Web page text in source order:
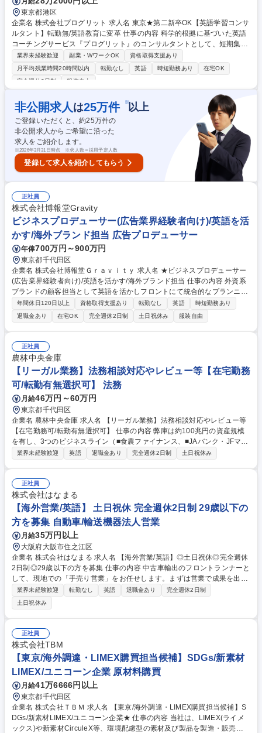
東京都港区
企業名 株式会社プログリット 求人名 東京★第二新卒OK【英語学習コンサ
ルタント】転勤無/英語教育に変革 仕事の内容 科学的根拠に基づいた英語
コーチングサービス『プログリット』のコンサルタントとして、短期集中
型でお客様の英語力を向上させ、その後の継続的な学習設計まで提案。
（担当のお客様数10～16名程度/週1回面談実施） 【詳細】(1)正しいトレ
ーニング方法の徹底指導(2)成果を確認するTEST実施(3)モチベの維持・向
イムマネジメント等、効率的な学習サポート。 【やりがい】御用聞きでは
なく、ビジネスの第一線で活躍する顧客に対し、対等な「コーチ」として
指導し、深い信頼関係を築くことができます。顧客から直接感謝されるこ
とで、自身の仕事の価値を強く実感も◎ 募集職種 東京★第二新卒OK【英
語学習コンサルタント】転勤無/英語教育に変革
業界未経験歓迎 副業・WワークOK
資格取得支援あり
月平均残業時間20時間以内
転勤なし 英語 時短勤務あり
在宅OK
完全週休2日制
服装自由
非公開求人 は25万件 ※以上
ご登録いただくと、約25万件の
非公開求人からご希望に沿った
求人をご紹介します。
※2026年3月31日時点 ※求人数＝採用予定人数
登録して求人を紹介してもらう
正社員
株式会社博報堂Gravity
ビジネスプロデューサー(広告業界経験者向け)/英語を活
かす/海外ブランド担当 広告プロデューサー
年俸700万円～900万円
東京都千代田区
企業名 株式会社博報堂Ｇｒａｖｉｔｙ 求人名 ★ビジネスプロデューサー
(広告業界経験者向け)/英語を活かす/海外ブランド担当 仕事の内容 外資系
ブランドの顧客担当として英語を活かしフロントにて統合的なプランニン
グを推進。ビジネスプロデューサーとしてメディア、クリエイティブ、デ
ジタル、アクティベーション等の各専門チームを巻き込んで推進。 【やり
がい】雑誌･TV･新聞･Web等の広告領域だけでなく、コミュニケーション
領域を中心にデジタル・リアル問わず統合的なプランニングを行うことで
様々なブランド体験を創出。クライアントとは中長期的に戦略立案～実行
まで幅広く携わります。 ■取り扱い媒体：全メディア／デジタルメディア
（SNS含む）及びTVや新聞・雑誌などマスメディア全域 ■営業先：マーケ
ティング部門、PR部門、事業部門等（2～4社程度） 募集職種 ★ビジネス
プロデューサー(広告業界経験者向け)/英語を活かす/海外ブランド担当
年間休日120日以上 資格取得支援あり 転勤なし 英語
時短勤務あり
退職金あり
在宅OK 完全週休2日制 土日祝休み 服装自由
正社員
農林中央金庫
【リーガル業務】法務相談対応やレビュー等【在宅勤務
可/転勤有無選択可】 法務
月給46万円～60万円
東京都千代田区
企業名 農林中央金庫 求人名 【リーガル業務】法務相談対応やレビュー等
【在宅勤務可/転勤有無選択可】 仕事の内容 弊庫は約100兆円の資産規模
を有し、3つのビジネスライン（■食農ファイナンス、■JAバンク・JFマリ
ンバンクの全国機関、■グローバル投資）を構成しています。これらビジ
レビュー・交渉■国内外の法規制調査■国内外の訴訟■国内の金融商品の組
成やストラクチャリング■国内外の法令遵守態勢のマネジメント■ビジネス
と人権の企画・実践■社内研修等 募集職種 【リーガル業務】法務相談対応
やレビュー等【在宅勤務可/転勤有無選択可】
業界未経験歓迎 英語 退職金あり 完全週休2日制 土日祝休み
正社員
株式会社はなまる
【海外営業/英語】 土日祝休 完全週休2日制 29歳以下の
方を募集 自動車/輸送機器法人営業
月給35万円以上
大阪府大阪市住之江区
企業名 株式会社はなまる 求人名 【海外営業/英語】◎土日祝休◎完全週休
2日制◎29歳以下の方を募集 仕事の内容 中古車輸出のフロントランナーと
して、現地での「手売り営業」をお任せします。まずは営業で成果を出し
ていただき、ゆくゆくはチームを統括し、販売戦略の企画・考案にも携わ
っていただくことを期待しています。 【入社後お任せする業務】 ■現地開
拓営業：3週間単位の海外出張を通じ、現地ディーラー等への直接アプロ
ーチ、関係構築、販売を行います。 【将来的にお任せする業務】 ■販売戦
略： 自社ECサイトの改修に合わせ、Webとリアルを融合させた販売促進
を企画・実行します。 募集職種 【海外営業/英語】◎土日祝休◎完全週休
2日制◎29歳以下の方を募集
業界未経験歓迎 転勤なし 英語 退職金あり
完全週休2日制
土日祝休み
正社員
株式会社TBM
【東京/海外調達・LIMEX購買担当候補】SDGs/新素材
LIMEX/ユニコーン企業 原材料購買
月給41万6666円以上
東京都千代田区
企業名 株式会社ＴＢＭ 求人名 【東京/海外調達・LIMEX購買担当候補】S
DGs/新素材LIMEX/ユニコーン企業★ 仕事の内容 当社は、LIMEX(ライメ
ックス)や新素材CirculeX等、環境配慮型の素材及び製品を製造・販売しS